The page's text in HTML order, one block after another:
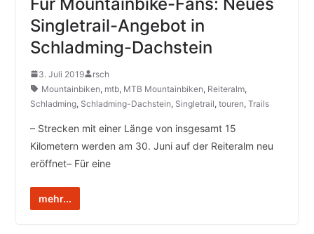
Singletrail-Angebot in
Schladming-Dachstein
3. Juli 2019
rsch
Mountainbiken, mtb, MTB Mountainbiken, Reiteralm,
Schladming, Schladming-Dachstein, Singletrail, touren, Trails
– Strecken mit einer Länge von insgesamt 15
Kilometern werden am 30. Juni auf der Reiteralm neu
eröffnet– Für eine
mehr...